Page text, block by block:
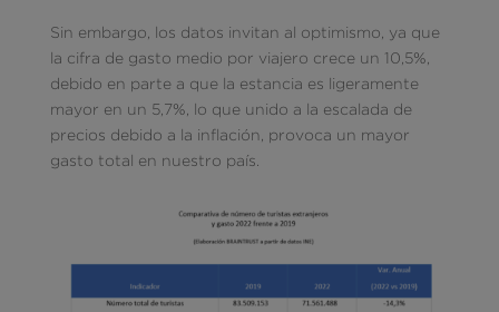
Sin embargo, los datos invitan al optimismo, ya que
la cifra de gasto medio por viajero crece un 10,5%,
debido en parte a que la estancia es ligeramente
mayor en un 5,7%, lo que unido a la escalada de
precios debido a la inflación, provoca un mayor
gasto total en nuestro país.